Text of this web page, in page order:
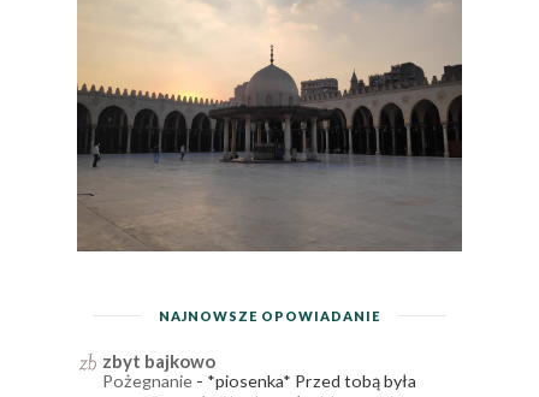
NAJNOWSZE OPOWIADANIE
zbyt bajkowo
Pożegnanie - *piosenka* Przed tobą była